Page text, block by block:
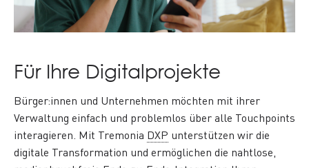
Für Ihre Digitalprojekte
Bürger:innen und Unternehmen möchten mit ihrer
Verwaltung einfach und problemlos über alle Touchpoints
interagieren. Mit Tremonia DXP unterstützen wir die
digitale Transformation und ermöglichen die nahtlose,